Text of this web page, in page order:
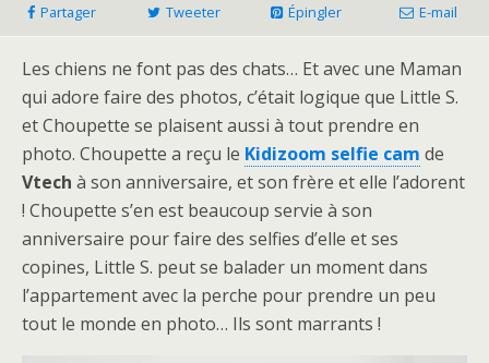
Partager Tweeter Épingler E-mail
Les chiens ne font pas des chats… Et avec une Maman
qui adore faire des photos, c’était logique que Little S.
et Choupette se plaisent aussi à tout prendre en
photo. Choupette a reçu le Kidizoom selfie cam de
Vtech à son anniversaire, et son frère et elle l’adorent
! Choupette s’en est beaucoup servie à son
anniversaire pour faire des selfies d’elle et ses
copines, Little S. peut se balader un moment dans
l’appartement avec la perche pour prendre un peu
tout le monde en photo… Ils sont marrants !